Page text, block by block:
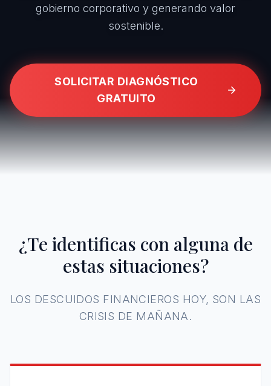
gobierno corporativo y generando valor
sostenible.
SOLICITAR DIAGNÓSTICO
GRATUITO
¿Te identificas con alguna de
estas situaciones?
LOS DESCUIDOS FINANCIEROS HOY, SON LAS
CRISIS DE MAÑANA.